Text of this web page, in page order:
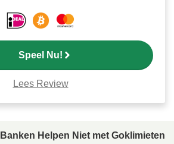
Speel Nu!
Lees Review
Banken Helpen Niet met Goklimieten